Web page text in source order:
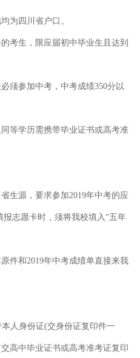
为四川省户口。
考生，限应届初中毕业生且达到
须参加中考，中考成绩350分以
等学历需携带毕业证书或高考准
生源，要求参加2019年中考的应
志愿卡时，须将我校填入“五年
件和2019年中考成绩单直接来我
人身份证(交身份证复印件一
高中毕业证书或高考准考证复印